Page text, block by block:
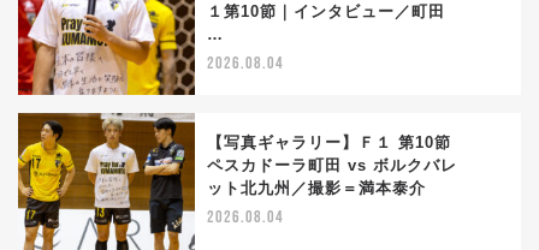
１第10節｜インタビュー／町田
…
2026.08.04
【写真ギャラリー】Ｆ１ 第10節
ペスカドーラ町田 vs ボルクバレ
ット北九州／撮影＝満本泰介
2026.08.04